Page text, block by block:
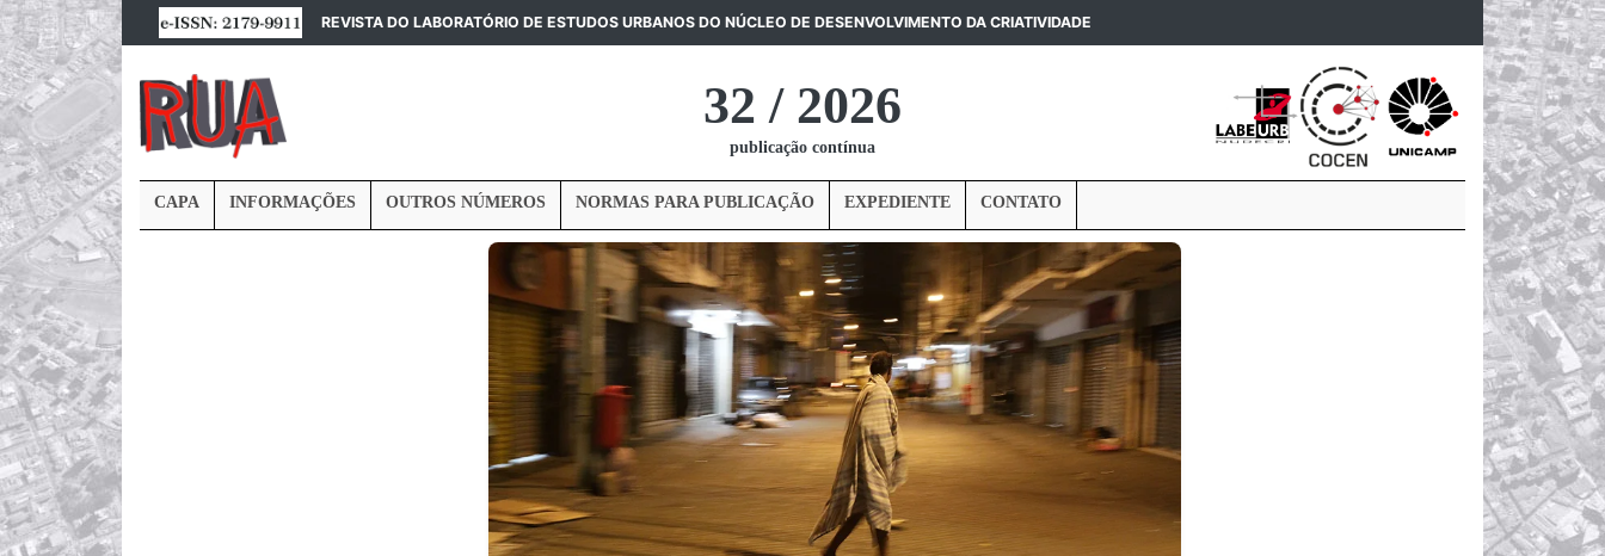
REVISTA DO LABORATÓRIO DE ESTUDOS URBANOS DO NÚCLEO DE DESENVOLVIMENTO DA CRIATIVIDADE
32 / 2026
publicação contínua
CAPA INFORMAÇÕES OUTROS NÚMEROS NORMAS PARA PUBLICAÇÃO EXPEDIENTE CONTATO